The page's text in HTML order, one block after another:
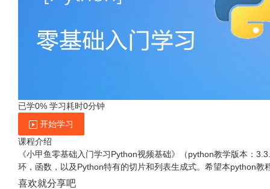
已学0% 学习耗时0分钟
开始学习
课程介绍
《小甲鱼零基础入门学习Python视频基础》（python教学版本：
环，函数，以及Python特有的切片和列表生成式。希望本python
喜欢就分享吧